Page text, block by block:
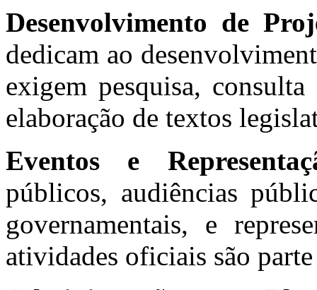
Desenvolvimento de
dedicam ao
exigem pesquisa,
elaboração de textos
Eventos e
públicos, audiências
governamentais, e
atividades oficiais são